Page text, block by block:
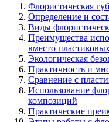
Флористическая
Определение и
Виды
Преимущества
вместо
Экологическая
Практичность и
Сравнение с
Использование
композиций
Практические